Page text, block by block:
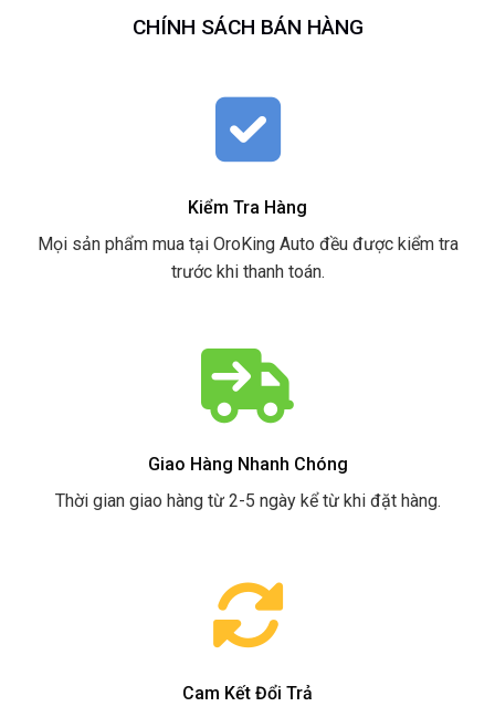
CHÍNH SÁCH BÁN HÀNG
Kiểm Tra Hàng
Mọi sản phẩm mua tại OroKing Auto đều được kiểm tra
trước khi thanh toán.
Giao Hàng Nhanh Chóng
Thời gian giao hàng từ 2-5 ngày kể từ khi đặt hàng.
Cam Kết Đổi Trả